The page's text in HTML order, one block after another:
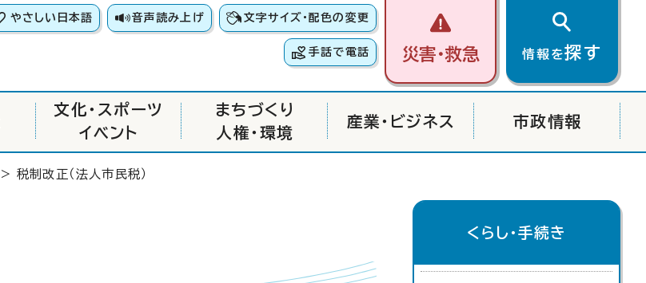
やさしい日本語 音声読み上げ 文字サイズ・配色の変更
手話で電話 災害・救急 情報を探す
文化・スポーツ
イベント
まちづくり
人権・環境
産業・ビジネス 市政情報
> 税制改正（法人市民税）
くらし・手続き